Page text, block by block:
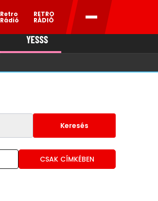
RETRO
RÁDIÓ
YESSS
Keresés
CSAK CÍMKÉBEN